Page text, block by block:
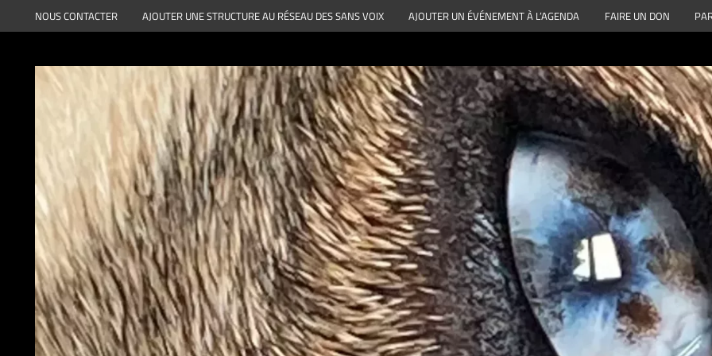
au
NOUS CONTACTER AJOUTER UNE STRUCTURE AU RÉSEAU DES SANS VOIX AJOUTER UN ÉVÉNEMENT À L’AGENDA FAIRE UN DON